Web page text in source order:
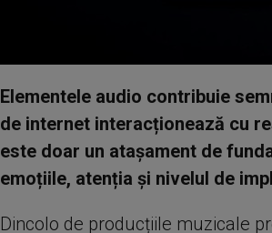
Elementele audio contribuie
de internet interacționează cu
este doar un atașament de
emoțiile, atenția și nivelul de
Dincolo de producțiile muzicale